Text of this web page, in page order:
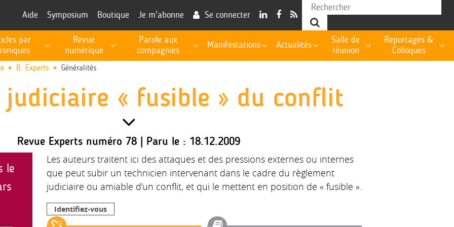
Aide Symposium Boutique Je m'abonne Se connecter
par
Revue
numérique
Parole aux
compagnies
Manifestations Actualités
Salle de
réunion
Reportages &
Colloques
B. Experts Généralités
judiciaire « fusible » du conflit
Revue Experts numéro 78 | Paru le : 18.12.2009
le
Les auteurs traitent ici des attaques et des pressions externes ou internes
que peut subir un technicien intervenant dans le cadre du règlement
judiciaire ou amiable d’un conflit, et qui le mettent en position de « fusible ».
Identifiez-vous